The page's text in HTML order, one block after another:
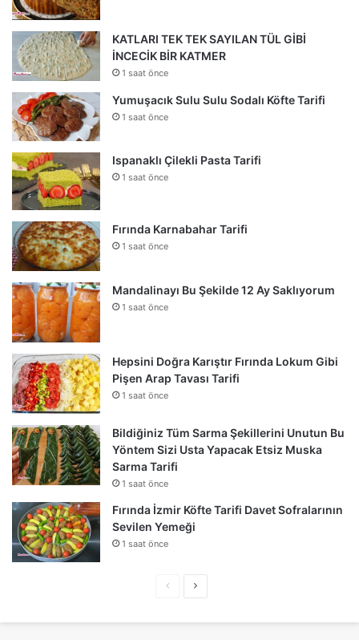
KATLARI TEK TEK SAYILAN TÜL GİBİ
İNCECİK BİR KATMER
1 saat önce
Yumuşacık Sulu Sulu Sodalı Köfte Tarifi
1 saat önce
Ispanaklı Çilekli Pasta Tarifi
1 saat önce
Fırında Karnabahar Tarifi
1 saat önce
Mandalinayı Bu Şekilde 12 Ay Saklıyorum
1 saat önce
Hepsini Doğra Karıştır Fırında Lokum Gibi
Pişen Arap Tavası Tarifi
1 saat önce
Bildiğiniz Tüm Sarma Şekillerini Unutun Bu
Yöntem Sizi Usta Yapacak Etsiz Muska
Sarma Tarifi
1 saat önce
Fırında İzmir Köfte Tarifi Davet Sofralarının
Sevilen Yemeği
1 saat önce
ÖncekiSonraki